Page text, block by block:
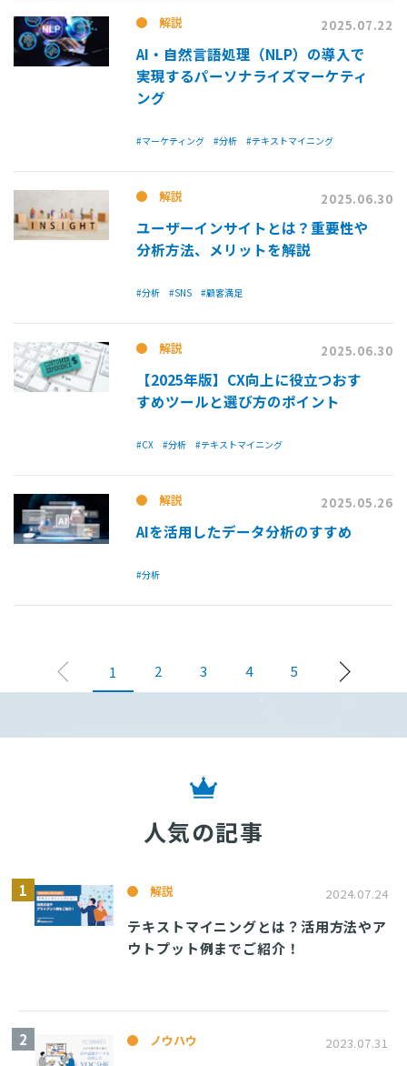
解説 2025.07.22
AI・自然言語処理（NLP）の導入で
実現するパーソナライズマーケティ
ング
#マーケティング #分析 #テキストマイニング
解説 2025.06.30
ユーザーインサイトとは？重要性や
分析方法、メリットを解説
#分析 #SNS #顧客満足
解説 2025.06.30
【2025年版】CX向上に役立つおす
すめツールと選び方のポイント
#CX #分析 #テキストマイニング
解説 2025.05.26
AIを活用したデータ分析のすすめ
#分析
1 2 3 4 5
人気の記事
解説 2024.07.24
テキストマイニングとは？活用方法やア
ウトプット例までご紹介！
ノウハウ 2023.07.31